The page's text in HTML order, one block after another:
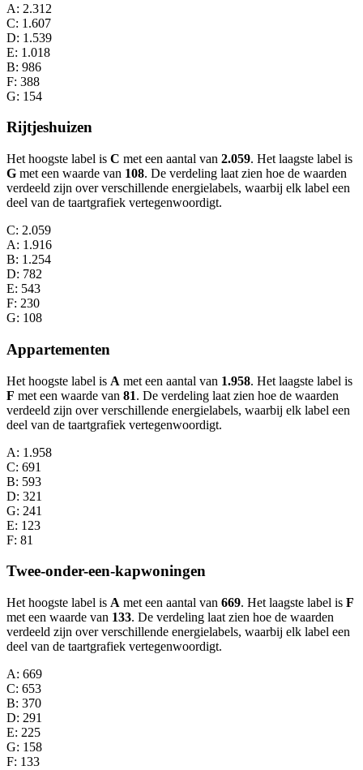
A: 2.312
C: 1.607
D: 1.539
E: 1.018
B: 986
F: 388
G: 154
Rijtjeshuizen
Het hoogste label is C met een aantal van 2.059. Het laagste label is
G met een waarde van 108. De verdeling laat zien hoe de waarden
verdeeld zijn over verschillende energielabels, waarbij elk label een
deel van de taartgrafiek vertegenwoordigt.
C: 2.059
A: 1.916
B: 1.254
D: 782
E: 543
F: 230
G: 108
Appartementen
Het hoogste label is A met een aantal van 1.958. Het laagste label is
F met een waarde van 81. De verdeling laat zien hoe de waarden
verdeeld zijn over verschillende energielabels, waarbij elk label een
deel van de taartgrafiek vertegenwoordigt.
A: 1.958
C: 691
B: 593
D: 321
G: 241
E: 123
F: 81
Twee-onder-een-kapwoningen
Het hoogste label is A met een aantal van 669. Het laagste label is F
met een waarde van 133. De verdeling laat zien hoe de waarden
verdeeld zijn over verschillende energielabels, waarbij elk label een
deel van de taartgrafiek vertegenwoordigt.
A: 669
C: 653
B: 370
D: 291
E: 225
G: 158
F: 133